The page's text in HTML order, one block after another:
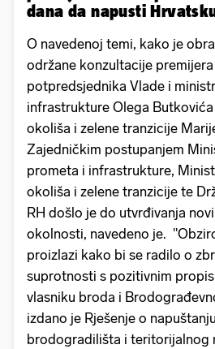
dana da napusti
O navedenoj temi, kako je
održane konzultacije
potpredsjednika Vlade i
infrastrukture Olega
okoliša i zelene tranzicije
Zajedničkim postupanjem
prometa i infrastrukture,
okoliša i zelene tranzicije te
RH došlo je do utvrđivanja
okolnosti, navedeno je.
proizlazi kako bi se radilo o
suprotnosti s pozitivnim
vlasniku broda i
izdano je Rješenje o
brodogradilišta i teritorijalnog